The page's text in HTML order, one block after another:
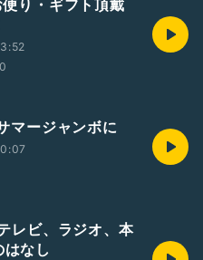
便り・ギフト頂戴
マージャンボに
レビ、ラジオ、本
なし